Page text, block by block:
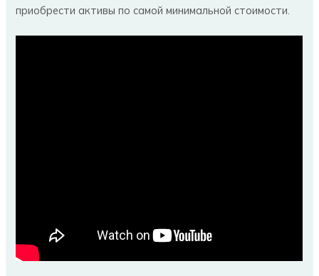
приобрести активы по самой минимальной стоимости.